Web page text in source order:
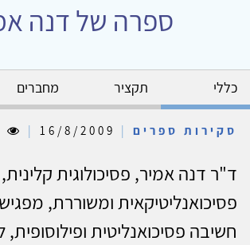
ספרה של דנה
כללי תקציר מחברים
סקירות ספרים |
|
ד"ר דנה אמיר, פסיכולוגית קלינית,
פסיכואנליטיקאית ומשוררת,
חשיבה פסיכואנליטית ופילוסופית,